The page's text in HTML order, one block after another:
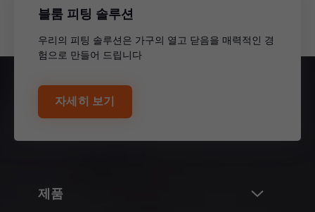
블룸 피팅 솔루션
우리의 피팅 솔루션은 가구의 열고 닫음을 매력적인 경
험으로 만들어 드립니다
자세히 보기
제품